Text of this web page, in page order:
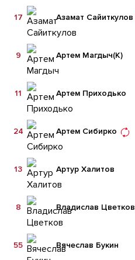
Азамат Сайиткулов
17
Артем Магдыч(К)
9
Артем Приходько
11
Артем Сибирко
24
Артур Халитов
13
Владислав Цветков
8
Вячеслав Букин
55